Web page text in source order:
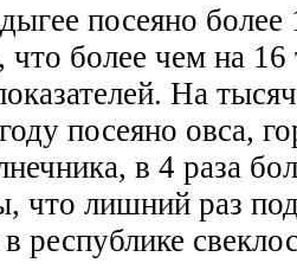
посеяно более
что более чем на
На
посеяно овса,
в 4 раза
что лишний раз
республике